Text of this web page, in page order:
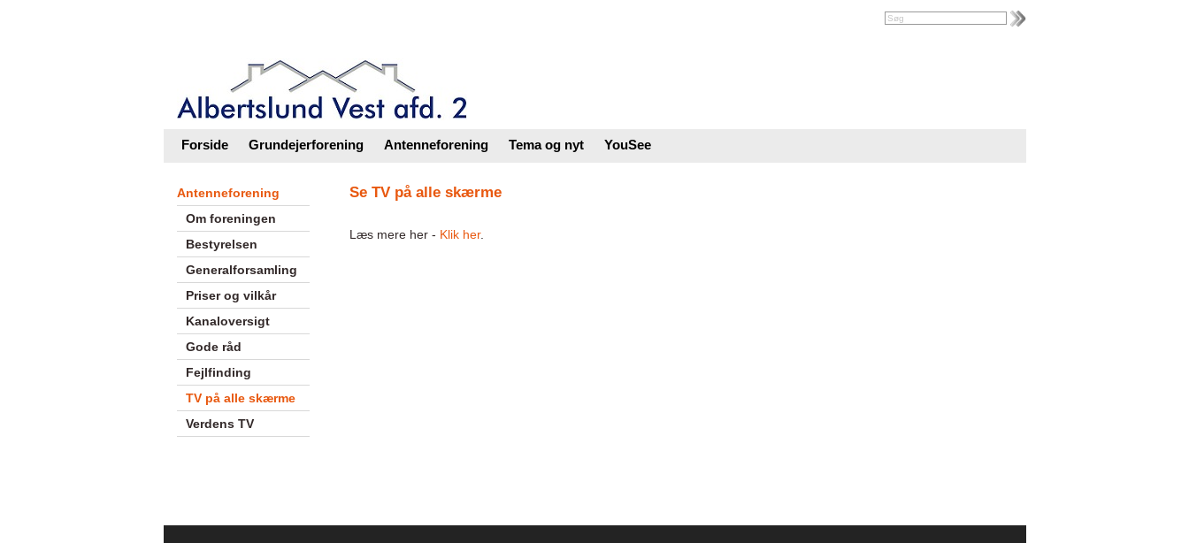
Forside Grundejerforening Antenneforening Tema og nyt YouSee
Antenneforening
Om foreningen
Bestyrelsen
Generalforsamling
Priser og vilkår
Kanaloversigt
Gode råd
Fejlfinding
TV på alle skærme
Verdens TV
Se TV på alle skærme
Læs mere her - Klik her.